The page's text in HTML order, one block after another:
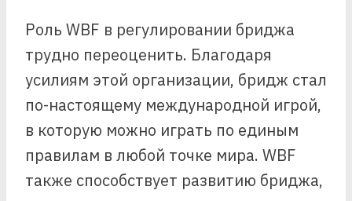
Роль WBF в регулировании бриджа
трудно переоценить. Благодаря
усилиям этой организации, бридж стал
по-настоящему международной игрой,
в которую можно играть по единым
правилам в любой точке мира. WBF
также способствует развитию бриджа,